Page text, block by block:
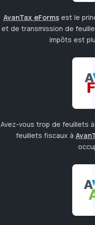
Avez-vous trop de feuillets
feuillets fiscaux à
AvanTax eForms est le
et de transmission de
impôts est